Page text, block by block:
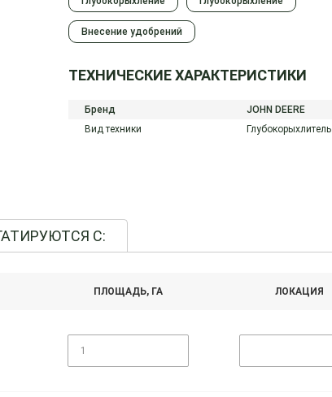
Внесение удобрений
ТЕХНИЧЕСКИЕ ХАРАКТЕРИСТИКИ
Бренд
JOHN DEERE
Вид техники
Глубокорыхлитель
С:
ПЛОЩАДЬ, ГА ЛОКАЦИЯ